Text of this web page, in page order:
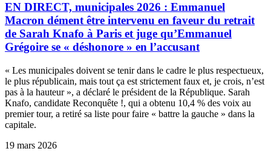
EN DIRECT, municipales 2026 : Emmanuel
Macron dément être intervenu en faveur du retrait
de Sarah Knafo à Paris et juge qu’Emmanuel
Grégoire se « déshonore » en l’accusant
« Les municipales doivent se tenir dans le cadre le plus respectueux,
le plus républicain, mais tout ça est strictement faux et, je crois, n’est
pas à la hauteur », a déclaré le président de la République. Sarah
Knafo, candidate Reconquête !, qui a obtenu 10,4 % des voix au
premier tour, a retiré sa liste pour faire « battre la gauche » dans la
capitale.
19 mars 2026